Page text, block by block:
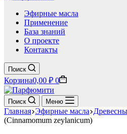
Эфирные масла
Применение
База знаний
О проекте
Контакты
Поиск
Корзина0,00 ₽ 0
Поиск Меню
Главная Эфирные масла
(Cinnamomum zeylanicum)